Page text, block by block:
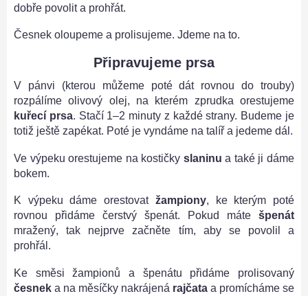
dobře povolit a prohřát.
Česnek oloupeme a prolisujeme. Jdeme na to.
Připravujeme prsa
V pánvi (kterou můžeme poté dát rovnou do trouby)
rozpálíme olivový olej, na kterém zprudka orestujeme
kuřecí prsa. Stačí 1–2 minuty z každé strany. Budeme je
totiž ještě zapékat. Poté je vyndáme na talíř a jedeme dál.
Ve výpeku orestujeme na kostičky slaninu a také ji dáme
bokem.
K výpeku dáme orestovat žampiony, ke kterým poté
rovnou přidáme čerstvý špenát. Pokud máte špenát
mražený, tak nejprve začněte tím, aby se povolil a
prohřál.
Ke směsi žampionů a špenátu přidáme prolisovaný
česnek a na měsíčky nakrájená rajčata a promícháme se